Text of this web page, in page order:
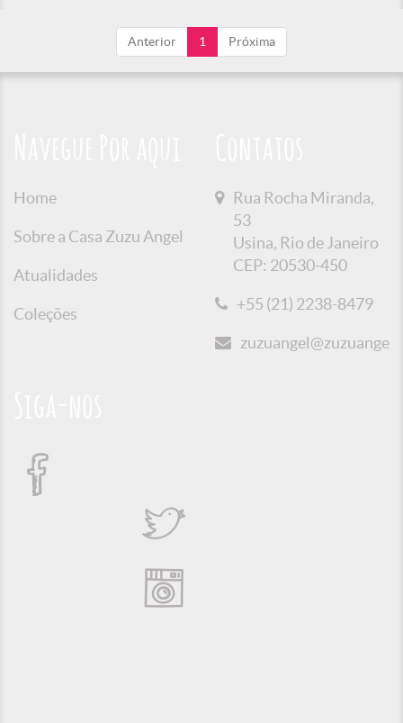
Anterior 1 Próxima
Home
Sobre a Casa Zuzu Angel
Atualidades
Coleções
Rua Rocha Miranda,
53
Usina, Rio de Janeiro
CEP: 20530-450
+55 (21) 2238-8479